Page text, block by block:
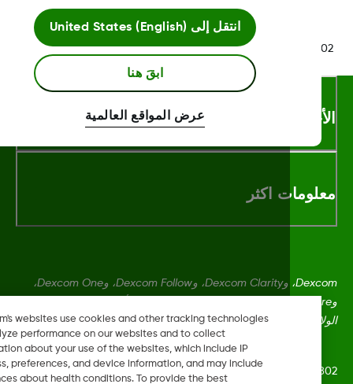
MAT-
والشروط
اكثر
Dexcom، وDexcom Clarity، وDexcom Follow، وDexcom One،
المتحدة وقد تكون كذلك في بلدان أخرى.
MAT-
Dexcom's websites use cookies and other tracking technologies
to analyze performance on our websites and to collect
information about your use of the websites, which include IP
address, preferences, and device information, and may include
inferences about health conditions. To provide the best
انتقل إلى United States (English)
ابقَ هنا
عرض المواقع العالمية